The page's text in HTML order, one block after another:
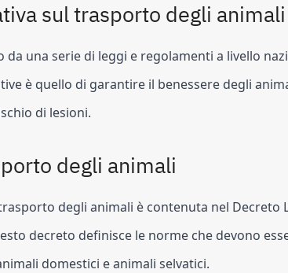
sul trasporto degli animali
una serie di leggi e regolamenti a livello
è quello di garantire il benessere degli
di lesioni.
degli animali
degli animali è contenuta nel Decreto
decreto definisce le norme che devono
domestici e animali selvatici.